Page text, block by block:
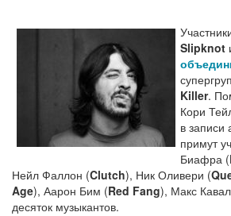
Slipknot
Killer.
Кори
в записи
примут
Биафра (
Нейл Фаллон (Clutch), Ник Оливери (
Age), Аарон Бим (Red Fang), Макс
десяток музыкантов.